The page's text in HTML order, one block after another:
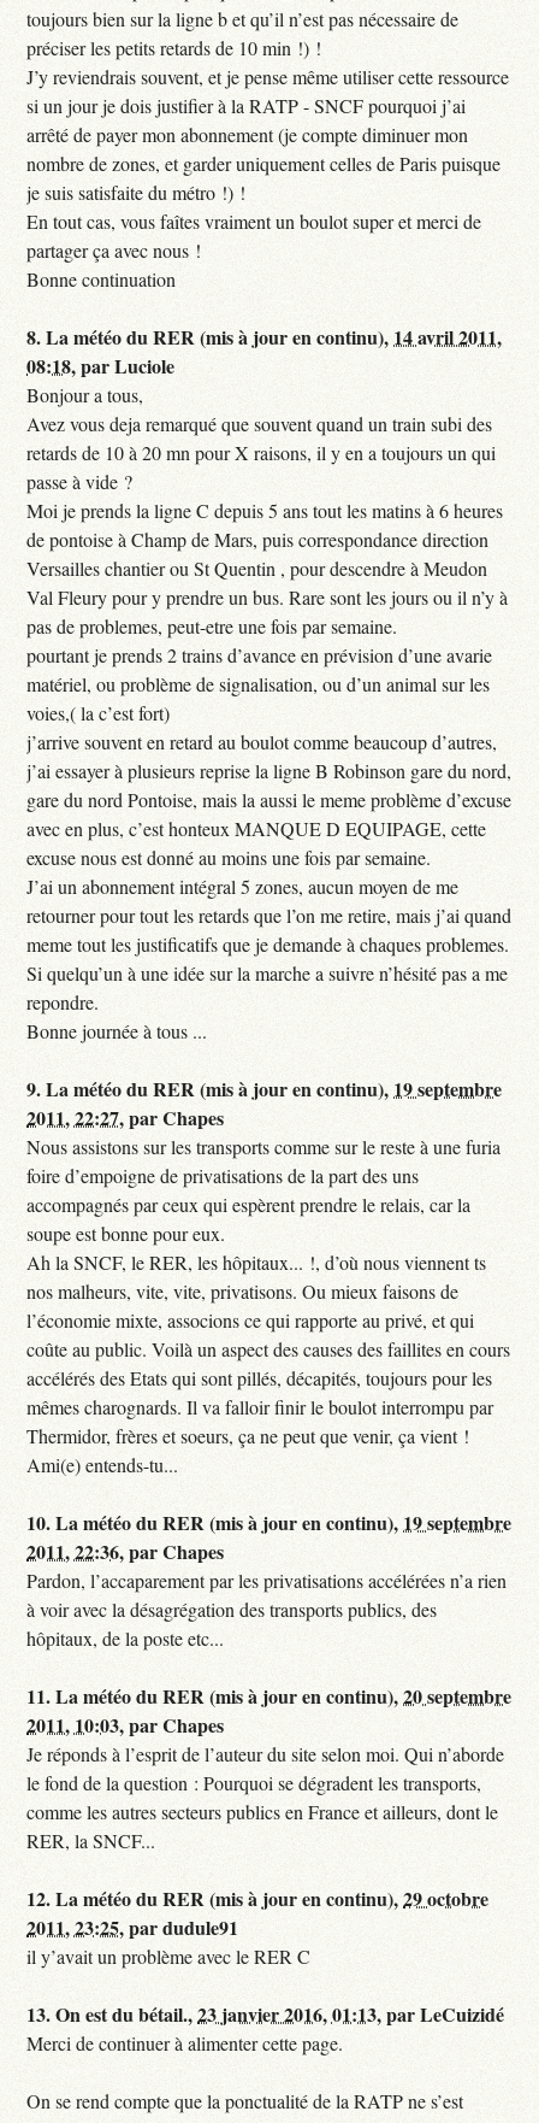
toujours bien sur la ligne b et qu’il n’est pas nécessaire de
préciser les petits retards de 10 min !) !
J’y reviendrais souvent, et je pense même utiliser cette ressource
si un jour je dois justifier à la RATP - SNCF pourquoi j’ai
arrêté de payer mon abonnement (je compte diminuer mon
nombre de zones, et garder uniquement celles de Paris puisque
je suis satisfaite du métro !) !
En tout cas, vous faîtes vraiment un boulot super et merci de
partager ça avec nous !
Bonne continuation
8.La météo du RER (mis à jour en continu), 14 avril 2011,
08:18,parLuciole
Bonjour a tous,
Avez vous deja remarqué que souvent quand un train subi des
retards de 10 à 20 mn pour X raisons, il y en a toujours un qui
passe à vide ?
Moi je prends la ligne C depuis 5 ans tout les matins à 6 heures
de pontoise à Champ de Mars, puis correspondance direction
Versailles chantier ou St Quentin , pour descendre à Meudon
Val Fleury pour y prendre un bus. Rare sont les jours ou il n’y à
pas de problemes, peut-etre une fois par semaine.
pourtant je prends 2 trains d’avance en prévision d’une avarie
matériel, ou problème de signalisation, ou d’un animal sur les
voies,( la c’est fort)
j’arrive souvent en retard au boulot comme beaucoup d’autres,
j’ai essayer à plusieurs reprise la ligne B Robinson gare du nord,
gare du nord Pontoise, mais la aussi le meme problème d’excuse
avec en plus, c’est honteux MANQUE D EQUIPAGE, cette
excuse nous est donné au moins une fois par semaine.
J’ai un abonnement intégral 5 zones, aucun moyen de me
retourner pour tout les retards que l’on me retire, mais j’ai quand
meme tout les justificatifs que je demande à chaques problemes.
Si quelqu’un à une idée sur la marche a suivre n’hésité pas a me
repondre.
Bonne journée à tous ...
9.La météo du RER (mis à jour en continu), 19 septembre
2011, 22:27,parChapes
Nous assistons sur les transports comme sur le reste à une furia
foire d’empoigne de privatisations de la part des uns
accompagnés par ceux qui espèrent prendre le relais, car la
soupe est bonne pour eux.
Ah la SNCF, le RER, les hôpitaux... !, d’où nous viennent ts
nos malheurs, vite, vite, privatisons. Ou mieux faisons de
l’économie mixte, associons ce qui rapporte au privé, et qui
coûte au public. Voilà un aspect des causes des faillites en cours
accélérés des Etats qui sont pillés, décapités, toujours pour les
mêmes charognards. Il va falloir finir le boulot interrompu par
Thermidor, frères et soeurs, ça ne peut que venir, ça vient !
Ami(e) entends-tu...
10.La météo du RER (mis à jour en continu), 19 septembre
2011, 22:36,parChapes
Pardon, l’accaparement par les privatisations accélérées n’a rien
à voir avec la désagrégation des transports publics, des
hôpitaux, de la poste etc...
11.La météo du RER (mis à jour en continu),20 septembre
2011, 10:03,parChapes
Je réponds à l’esprit de l’auteur du site selon moi. Qui n’aborde
le fond de la question : Pourquoi se dégradent les transports,
comme les autres secteurs publics en France et ailleurs, dont le
RER, la SNCF...
12.La météo du RER (mis à jour en continu),29 octobre
2011, 23:25,pardudule91
il y’avait un problème avec le RER C
13.On est du bétail.,23 janvier 2016, 01:13,parLeCuizidé
Merci de continuer à alimenter cette page.
On se rend compte que la ponctualité de la RATP ne s’est